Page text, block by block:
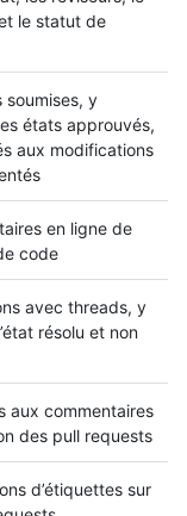
le statut de
soumises, y
états approuvés,
aux modifications
en ligne de
code
avec threads, y
résolu et non
aux commentaires
des pull requests
d’étiquettes sur